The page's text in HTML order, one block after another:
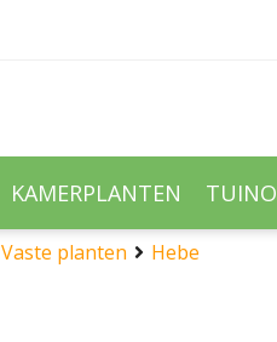
Vaste planten Hebe
KAMERPLANTEN